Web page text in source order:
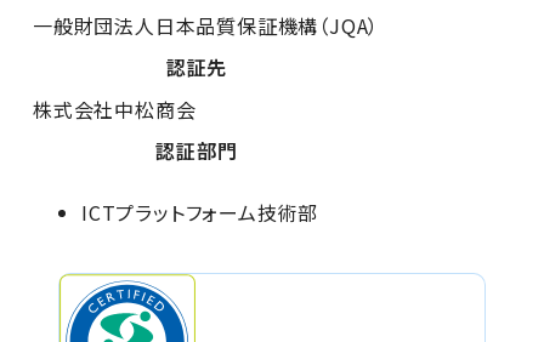
一般財団法人日本品質保証機構（JQA）
認証先
株式会社中松商会
認証部門
ICTプラットフォーム技術部